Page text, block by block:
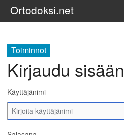
Ortodoksi.net
Toiminnot
Kirjaudu sisään
Käyttäjänimi